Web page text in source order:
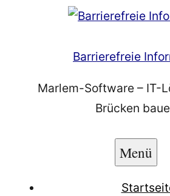
Barrierefreie
Marlem-Software – IT-
Brücken
Menü